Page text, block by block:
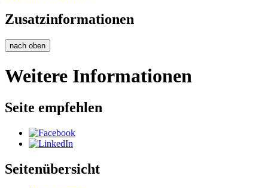
Zusatzinformationen
nach oben
Weitere Informationen
Seite empfehlen
Seitenübersicht